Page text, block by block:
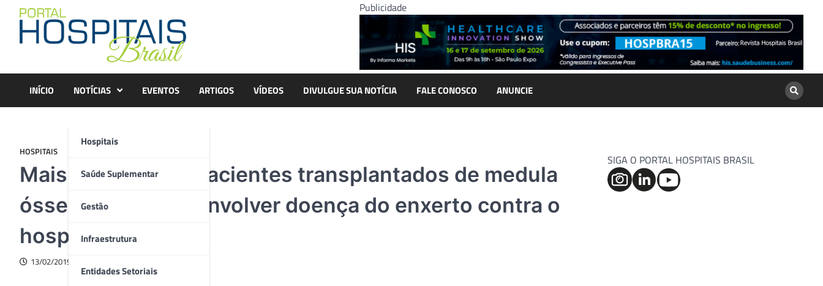
content
Publicidade
INÍCIO NOTÍCIAS
Hospitais
Saúde Suplementar
Gestão
Infraestrutura
Entidades Setoriais
EVENTOS ARTIGOS VÍDEOS DIVULGUE SUA NOTÍCIA FALE CONOSCO ANUNCIE
HOSPITAIS
Mais de 40% dos pacientes transplantados de medula
óssea podem desenvolver doença do enxerto contra o
hospedeiro
13/02/2019
SIGA O PORTAL HOSPITAIS BRASIL